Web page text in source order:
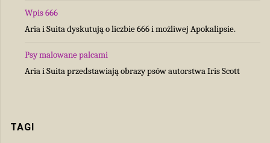
Wpis 666
Aria i Suita dyskutują o liczbie 666 i możliwej Apokalipsie.
Psy malowane palcami
Aria i Suita przedstawiają obrazy psów autorstwa Iris Scott
TAGI